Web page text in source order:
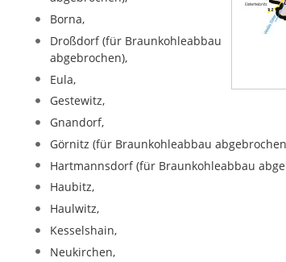
Borna,
Droßdorf (für Braunkohleabbau
abgebrochen),
Eula,
Gestewitz,
Gnandorf,
Görnitz (für Braunkohleabbau
Hartmannsdorf (für Braunkohleabbau
Haubitz,
Haulwitz,
Kesselshain,
Neukirchen,